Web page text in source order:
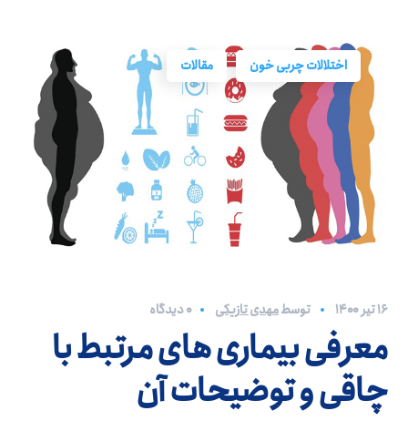
اختلالات چربی خون مقالات
۱۶ تیر ۱۴۰۰ توسطمهدی تازیکی 0 دیدگاه
معرفی بیماری های مرتبط با
چاقی و توضیحات آن